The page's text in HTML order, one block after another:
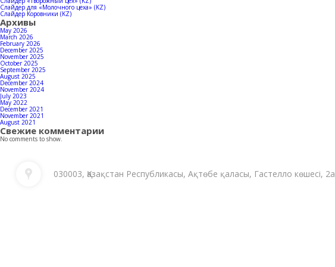
Слайдер для «Молочного цеха» (KZ)
Слайдер Коровники (KZ)
Архивы
May 2026
March 2026
February 2026
December 2025
November 2025
October 2025
September 2025
August 2025
December 2024
November 2024
July 2023
May 2022
December 2021
November 2021
August 2021
Свежие комментарии
No comments to show.
030003, Қазақстан Республикасы, Ақтөбе қаласы, Гастелло көшесі, 2а